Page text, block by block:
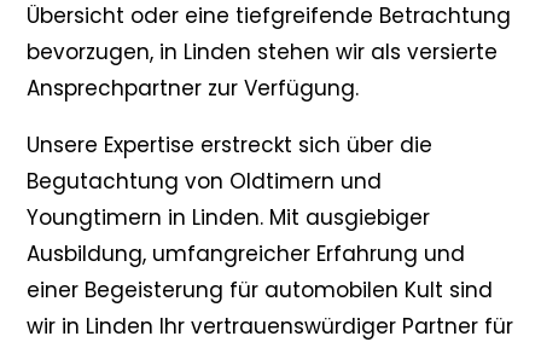
Übersicht oder eine tiefgreifende Betrachtung
bevorzugen, in Linden stehen wir als versierte
Ansprechpartner zur Verfügung.
Unsere Expertise erstreckt sich über die
Begutachtung von Oldtimern und
Youngtimern in Linden. Mit ausgiebiger
Ausbildung, umfangreicher Erfahrung und
einer Begeisterung für automobilen Kult sind
wir in Linden Ihr vertrauenswürdiger Partner für